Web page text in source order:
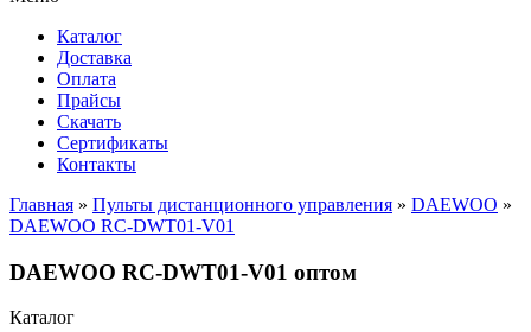
Каталог
Доставка
Оплата
Прайсы
Cкачать
Сертификаты
Контакты
Главная » Пульты дистанционного управления » DAEWOO »
DAEWOO RC-DWT01-V01
DAEWOO RC-DWT01-V01 оптом
Каталог